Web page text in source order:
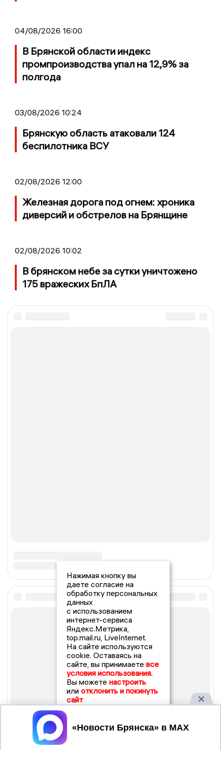
04/08/2026 16:00
В Брянской области индекс
промпроизводства упал на 12,9% за
полгода
03/08/2026 10:24
Брянскую область атаковали 124
беспилотника ВСУ
02/08/2026 12:00
Железная дорога под огнем: хроника
диверсий и обстрелов на Брянщине
02/08/2026 10:02
В брянском небе за сутки уничтожено
175 вражеских БпЛА
Нажимая кнопку вы
даете согласие на
обработку персональных
данных
с использованием
интернет-сервиса
Яндекс.Метрика,
top.mail.ru, LiveInternet.
На сайте используются
cookie. Оставаясь на
сайте, вы принимаете все
условия использования.
Вы можете настроить
или отклонить и покинуть
сайт
Принять